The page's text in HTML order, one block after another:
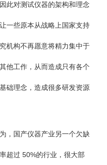
对测试仪器的架构和理念
一些原本从战略上国家支持
机构不再愿意将精力集中于
他工作，从而造成只有各个
础理念，造成很多研发资源
国产仪器产业另一个欠缺
超过 50%的行业，很大部